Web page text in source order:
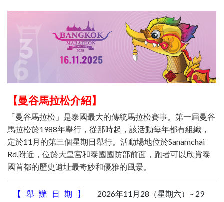
【曼谷馬拉松介紹】
「曼谷馬拉松」是泰國最大的傳統馬拉松賽事。第一屆曼谷
馬拉松於1988年舉行，從那時起，該活動每年都有組織，
定於11月的第三個星期日舉行。活動場地位於Sanamchai
Rd.附近，位於大皇宮和泰國國防部前面，跑者可以欣賞泰
國首都的歷史遺址最奇妙和優雅的風景。
【舉辦日期】
2026年11月28（星期六）~ 29